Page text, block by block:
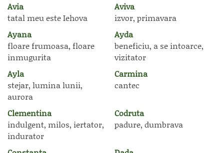
Avia
tatal meu este Iehova
Aviva
izvor, primavara
Ayana
floare frumoasa, floare
inmugurita
Ayda
beneficiu, a se intoarce,
vizitator
Ayla
stejar, lumina lunii,
aurora
Carmina
cantec
Clementina
indulgent, milos, iertator,
indurator
Codruta
padure, dumbrava